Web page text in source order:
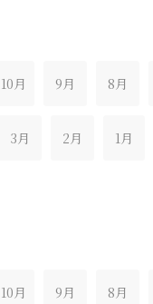
10月 9月 8月
3月 2月 1月
10月 9月 8月